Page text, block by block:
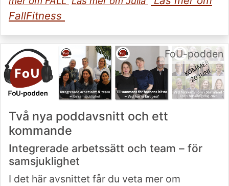
FallFitness
FoU-podden
Två nya poddavsnitt och ett
kommande
Integrerade arbetssätt och team – för
samsjuklighet
I det här avsnittet får du veta mer om